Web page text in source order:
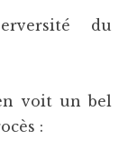
du
voit un bel
: